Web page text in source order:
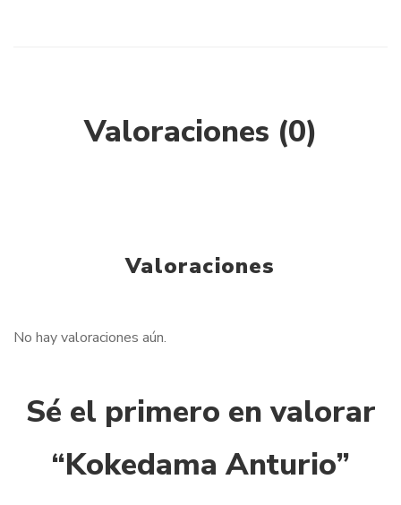
Valoraciones (0)
Valoraciones
No hay valoraciones aún.
Sé el primero en valorar
“Kokedama Anturio”